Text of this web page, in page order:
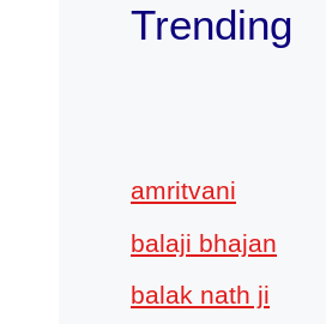
Trending
amritvani
balaji bhajan
balak nath ji